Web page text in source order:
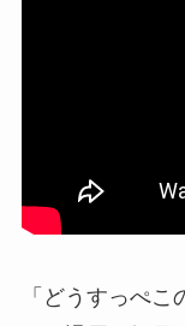
「どうすっぺ